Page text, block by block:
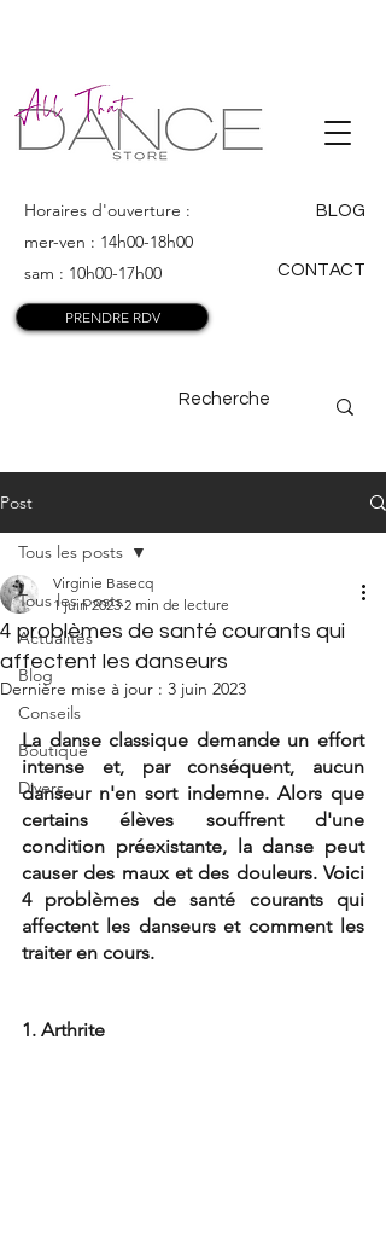
ALL THAT
DANCE
Horaires d'ouverture :
mer-ven : 14h00-18h00
sam : 10h00-17h00
BLOG
CONTACT
PRENDRE RDV
Post
Tous les posts
Actualités
Blog
Conseils
Boutique
Divers
Tous les posts
4 problèmes de santé courants qui
affectent les danseurs
Virginie Basecq
1 juin 2023 2 min de lecture
Dernière mise à jour : 3 juin 2023
La danse classique demande un effort
intense et, par conséquent, aucun
danseur n'en sort indemne. Alors que
certains élèves souffrent d'une
condition préexistante, la danse peut
causer des maux et des douleurs. Voici
4 problèmes de santé courants qui
affectent les danseurs et comment les
traiter en cours.
1. Arthrite